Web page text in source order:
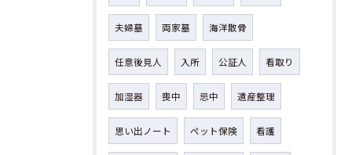
夫婦墓 両家墓 海洋散骨
任意後見人 入所 公証人 看取り
加湿器 喪中 忌中 遺産整理
思い出ノート ペット保険 看護